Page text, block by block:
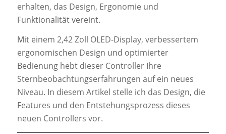
erhalten, das Design, Ergonomie und
Funktionalität vereint.
Mit einem 2,42 Zoll OLED-Display, verbessertem
ergonomischen Design und optimierter
Bedienung hebt dieser Controller Ihre
Sternbeobachtungserfahrungen auf ein neues
Niveau. In diesem Artikel stelle ich das Design, die
Features und den Entstehungsprozess dieses
neuen Controllers vor.